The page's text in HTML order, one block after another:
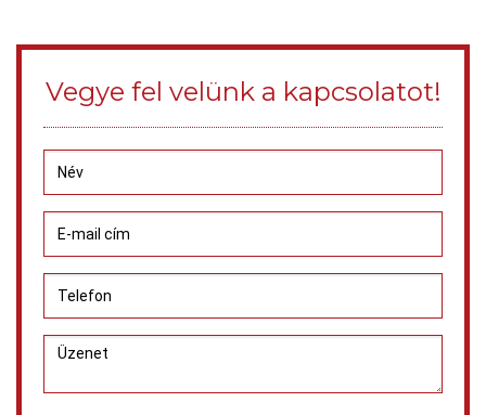
Vegye fel velünk a kapcsolatot!